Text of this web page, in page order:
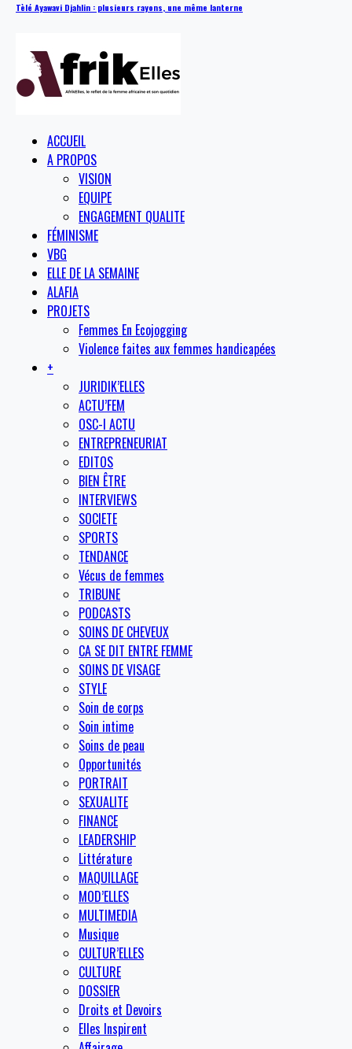
Tèlé Ayawavi Djahlin : plusieurs rayons, une même lanterne
ACCUEIL
A PROPOS
VISION
EQUIPE
ENGAGEMENT QUALITE
FÉMINISME
VBG
ELLE DE LA SEMAINE
ALAFIA
PROJETS
Femmes En Ecojogging
Violence faites aux femmes handicapées
+
JURIDIK’ELLES
ACTU’FEM
OSC-I ACTU
ENTREPRENEURIAT
EDITOS
BIEN ÊTRE
INTERVIEWS
SOCIETE
SPORTS
TENDANCE
Vécus de femmes
TRIBUNE
PODCASTS
SOINS DE CHEVEUX
CA SE DIT ENTRE FEMME
SOINS DE VISAGE
STYLE
Soin de corps
Soin intime
Soins de peau
Opportunités
PORTRAIT
SEXUALITE
FINANCE
LEADERSHIP
Littérature
MAQUILLAGE
MOD’ELLES
MULTIMEDIA
Musique
CULTUR’ELLES
CULTURE
DOSSIER
Droits et Devoirs
Elles Inspirent